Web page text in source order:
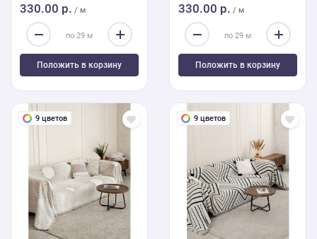
330.00 р. / м
Положить в корзину
330.00 р. / м
Положить в корзину
9 цветов 9 цветов